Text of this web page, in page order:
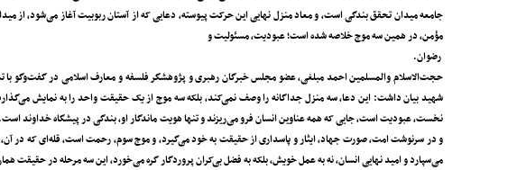
جامعه میدان تحقق بندگی است، و معاد منزل نهایی این حرکت پیوسته، دعایی که از آستان ربوبیت آغاز می‌شود، از
مؤمن، در همین سه موج خلاصه شده است؛ عبودیت، مسئولیت و
رضوان.
حجت‌الاسلام والمسلمین احمد مبلغی، عضو مجلس خبرگان رهبری و پژوهشگر فلسفه و معارف اسلامی در گفت‌وگو با
شهید بیان داشت: این دعا، سه منزل جداگانه را وصف نمی‌کند، بلکه سه موج از یک حقیقت واحد را به ‌نمایش
نخست، عبودیت است، جایی که همه عناوین انسان فرو می‌ریزند و تنها هویت ماندگار او، بندگی در پیشگاه خداوند
و در سرنوشت امت، صورت جهاد، ایثار و پاسداری از حقیقت به خود می‌گیرد، و موج سوم، رحمت است، قله‌ای که در
می‌سپارد و امید نهایی انسان، نه به عمل خویش، بلکه به فضل بی‌کران پروردگار گره می‌خورد، این سه مرحله در حقیقت